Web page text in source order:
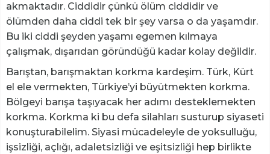
akmaktadır. Ciddidir çünkü ölüm ciddidir ve
ölümden daha ciddi tek bir şey varsa o da yaşamdır.
Bu iki ciddi şeyden yaşamı egemen kılmaya
çalışmak, dışarıdan göründüğü kadar kolay değildir.
Barıştan, barışmaktan korkma kardeşim. Türk, Kürt
el ele vermekten, Türkiye’yi büyütmekten korkma.
Bölgeyi barışa taşıyacak her adımı desteklemekten
korkma. Korkma ki bu defa silahları susturup siyaseti
konuşturabilelim. Siyasi mücadeleyle de yoksulluğu,
işsizliği, açlığı, adaletsizliği ve eşitsizliği hep birlikte